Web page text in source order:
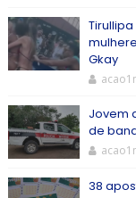
Gkay
Jovem
de
38